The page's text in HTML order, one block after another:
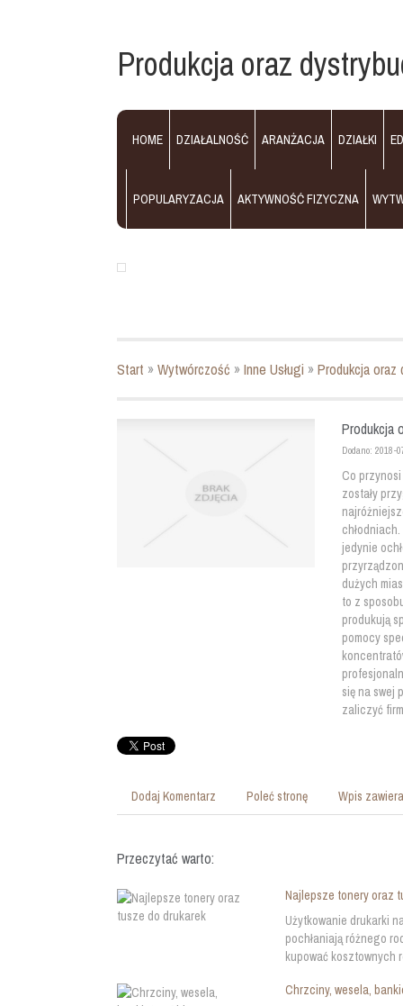
Produkcja oraz
HOME DZIAŁALNOŚĆ ARANŻACJA DZIAŁKI
POPULARYZACJA AKTYWNOŚĆ FIZYCZNA
Start »Wytwórczość »Inne Usługi »Produkcja oraz
Produkcja
Dodano: 2018-
Co
zostały
jedynie
dużych
to z
produkują
pomocy
się na swej
zaliczyć
Dodaj Komentarz Poleć stronę Wpis
Przeczytać warto:
Najlepsze tonery oraz
Użytkowanie drukarki
pochłaniają różnego
kupować kosztownych
Chrzciny, wesela,